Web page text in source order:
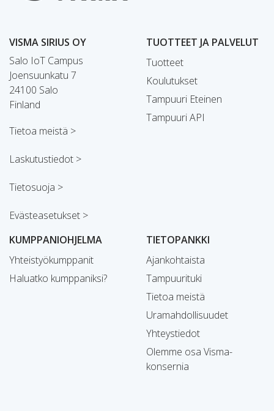
VISMA SIRIUS OY
Salo IoT Campus
Joensuunkatu 7
24100 Salo
Finland
Tietoa meistä >
Laskutustiedot >
Tietosuoja >
Evästeasetukset >
TUOTTEET JA PALVELUT
Tuotteet
Koulutukset
Tampuuri Eteinen
Tampuuri API
KUMPPANIOHJELMA
Yhteistyökumppanit
Haluatko kumppaniksi?
TIETOPANKKI
Ajankohtaista
Tampuurituki
Tietoa meistä
Uramahdollisuudet
Yhteystiedot
Olemme osa Visma-
konsernia